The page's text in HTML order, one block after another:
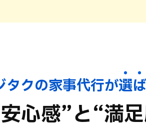
タクの家事代行が選ば
心感”と“満